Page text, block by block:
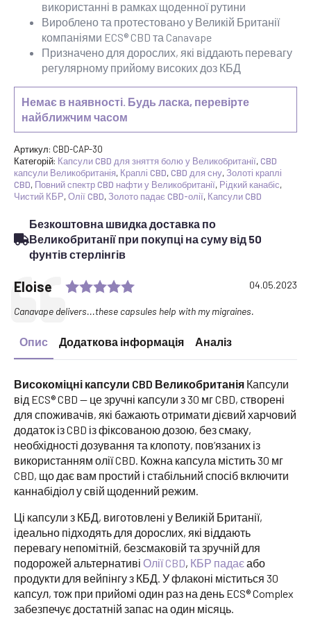
використанні в рамках щоденної рутини
Вироблено та протестовано у Великій Британії
компаніями ECS® CBD та Canavape
Призначено для дорослих, які віддають перевагу
регулярному прийому високих доз КБД
Немає в наявності. Будь ласка, перевірте
найближчим часом
Артикул: CBD-CAP-30
Категорій: Капсули CBD для зняття болю у Великобританії,CBD
капсули Великобританія, Краплі CBD,CBD для сну,Золоті краплі
CBD, Повний спектр CBD нафти у Великобританії, Рідкий канабіс,
Чистий КБР,Олії CBD,Золото падає CBD-олії, Капсули CBD
Безкоштовна швидка доставка по
Великобританії при покупці на суму від 50
фунтів стерлінгів
Testimonial
Author:
Eloise Rating: 5.0 out of 5 stars
Date:
04.05.2023
Text:
Canavape delivers...these capsules help with my migraines.
Опис Додаткова інформація Аналіз
Високоміцні капсули CBD Великобританія Капсули
від ECS® CBD — це зручні капсули з 30 мг CBD, створені
для споживачів, які бажають отримати дієвий харчовий
додаток із CBD із фіксованою дозою, без смаку,
необхідності дозування та клопоту, пов’язаних із
використанням олії CBD. Кожна капсула містить 30 мг
CBD, що дає вам простий і стабільний спосіб включити
каннабідіол у свій щоденний режим.
Ці капсули з КБД, виготовлені у Великій Британії,
ідеально підходять для дорослих, які віддають
перевагу непомітній, безсмаковій та зручній для
подорожей альтернативі Олії CBD, КБР падаєабо
продукти для вейпінгу з КБД. У флаконі міститься 30
капсул, тож при прийомі один раз на день ECS® Complex
забезпечує достатній запас на один місяць.